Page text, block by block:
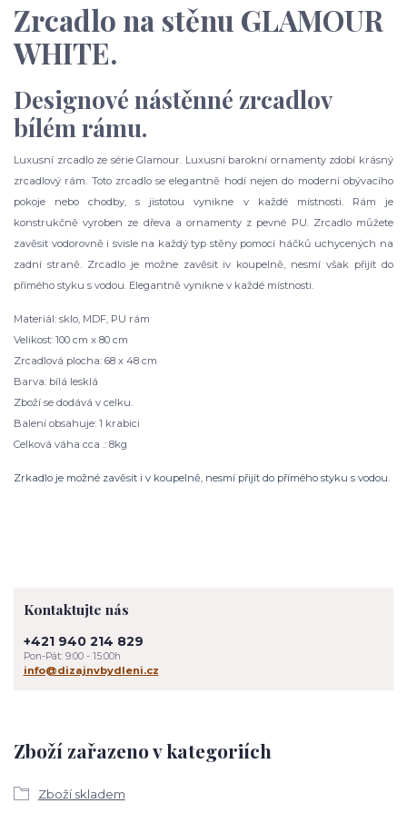
Zrcadlo na stěnu GLAMOUR
WHITE.
Designové nástěnné zrcadlov
bílém rámu.
Luxusní zrcadlo ze série Glamour. Luxusní barokní ornamenty zdobí krásný
zrcadlový rám. Toto zrcadlo se elegantně hodí nejen do moderní obývacího
pokoje nebo chodby, s jistotou vynikne v každé místnosti. Rám je
konstrukčně vyroben ze dřeva a ornamenty z pevné PU. Zrcadlo můžete
zavěsit vodorovně i svisle na každý typ stěny pomocí háčků uchycených na
zadní straně. Zrcadlo je možne zavěsit iv koupelně, nesmí však přijít do
přímého styku s vodou. Elegantně vynikne v každé místnosti.
Materiál: sklo, MDF, PU rám
Velikost: 100 cm x 80 cm
Zrcadlová plocha: 68 x 48 cm
Barva: bílá lesklá
Zboží se dodává v celku.
Balení obsahuje: 1 krabici
Celková váha cca .: 8kg
Zrkadlo je možné zavěsit i v koupelně, nesmí přijít do přímého styku s vodou.
Zboží zařazeno v kategoriích
Zboží skladem
Kontaktujte nás
+421 940 214 829
Pon-Pát: 9:00 - 15:00h
info@dizajnvbydleni.cz